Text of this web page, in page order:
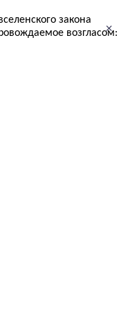
×
закона
возгласом: